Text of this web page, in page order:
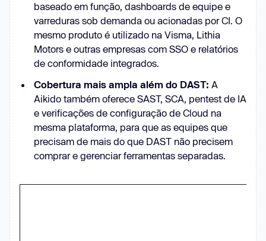
baseado em função, dashboards de equipe e
varreduras sob demanda ou acionadas por CI. O
mesmo produto é utilizado na Visma, Lithia
Motors e outras empresas com SSO e relatórios
de conformidade integrados.
Cobertura mais ampla além do DAST: A
Aikido também oferece SAST, SCA, pentest de IA
e verificações de configuração de Cloud na
mesma plataforma, para que as equipes que
precisam de mais do que DAST não precisem
comprar e gerenciar ferramentas separadas.